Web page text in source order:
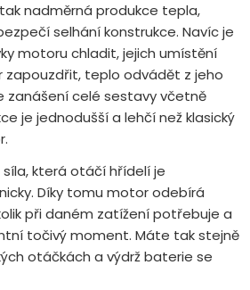
nadměrná produkce tepla,
selhání konstrukce. Navíc je
motoru chladit, jejich umístění
zapouzdřit, teplo odvádět z jeho
zanášení celé sestavy včetně
je jednodušší a lehčí než klasický
síla, která otáčí hřídelí je
Díky tomu motor odebírá
při daném zatížení potřebuje a
točivý moment. Máte tak stejně
otáčkách a výdrž baterie se